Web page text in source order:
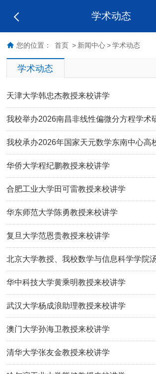
学术动态
您的位置： 首页 > 新闻中心 > 学术动态
学术动态
天津大学韩忠杰教授来校讲学
我校举办2026南昌非线性偏微分方程学术
我校承办2026年国家天元数学东南中心高
师暑期培训班
华侨大学程纪鹏教授来校讲学
合肥工业大学田可雷教授来校讲学
华东师范大学陈勇教授来校讲学
复旦大学范恩贵教授来校讲学
北京大学教授、我校数学与信息科学学院
誉院长来校讲学
华中科技大学黄乘明教授来校讲学
武汉大学杨成浪助理教授来校讲学
澳门大学孙海卫教授来校讲学
清华大学张友金教授来校讲学